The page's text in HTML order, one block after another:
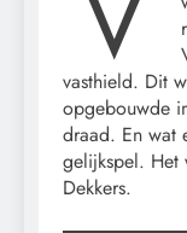
vasthield. Dit
opgebouwde
draad. En wat
gelijkspel. Het
Dekkers.